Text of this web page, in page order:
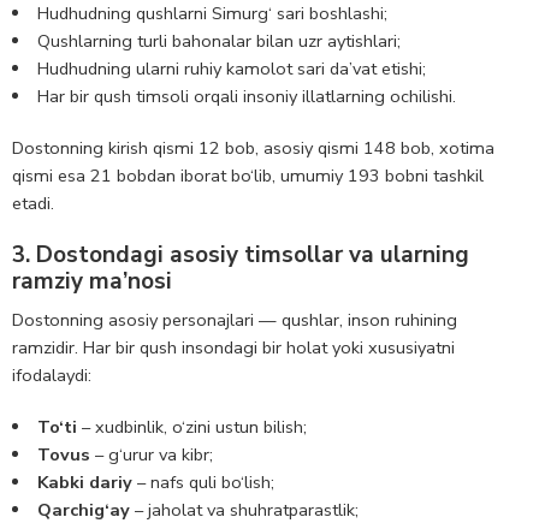
Hudhudning qushlarni Simurg‘ sari boshlashi;
Qushlarning turli bahonalar bilan uzr aytishlari;
Hudhudning ularni ruhiy kamolot sari da’vat etishi;
Har bir qush timsoli orqali insoniy illatlarning ochilishi.
Dostonning kirish qismi 12 bob, asosiy qismi 148 bob, xotima
qismi esa 21 bobdan iborat bo‘lib, umumiy 193 bobni tashkil
etadi.
3. Dostondagi asosiy timsollar va ularning
ramziy ma’nosi
Dostonning asosiy personajlari — qushlar, inson ruhining
ramzidir. Har bir qush insondagi bir holat yoki xususiyatni
ifodalaydi:
To‘ti – xudbinlik, o‘zini ustun bilish;
Tovus – g‘urur va kibr;
Kabki dariy– nafs quli bo‘lish;
Qarchig‘ay– jaholat va shuhratparastlik;